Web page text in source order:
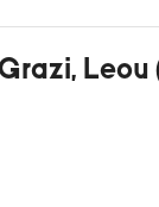
Leou